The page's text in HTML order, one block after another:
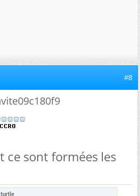
#8
ce sont formées les